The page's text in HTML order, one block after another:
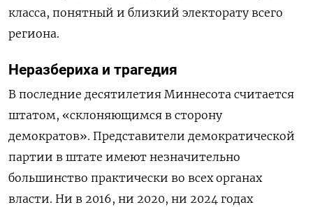
класса, понятный и близкий электорату всего
региона.
Неразбериха и трагедия
В последние десятилетия Миннесота считается
штатом, «склоняющимся в сторону
демократов». Представители демократической
партии в штате имеют незначительно
большинство практически во всех органах
власти. Ни в 2016, ни 2020, ни 2024 годах